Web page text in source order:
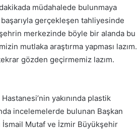
müdahalede bulunmaya
başarıyla gerçekleşen tahliyesinde
merkezinde böyle bir alanda bu
mutlaka araştırma yapması lazım.
gözden geçirmemiz lazım.
yakınında plastik
incelemelerde bulunan Başkan
İsmail Mutaf ve İzmir Büyükşehir